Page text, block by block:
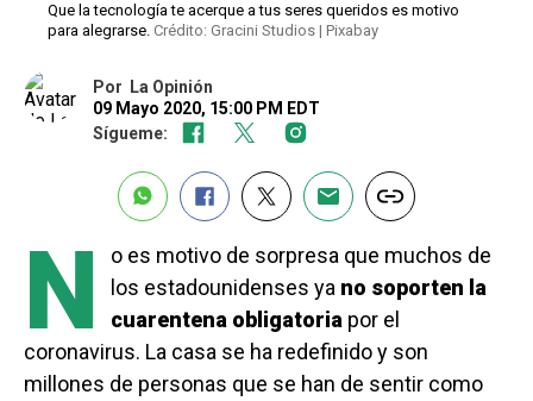
Que la tecnología te acerque a tus seres queridos es motivo
para alegrarse. Crédito: Gracini Studios | Pixabay
Por
La Opinión
09 Mayo 2020, 15:00 PM EDT
Sígueme:
N
o es motivo de sorpresa que muchos de
los estadounidenses ya no soporten la
cuarentena obligatoria por el
coronavirus. La casa se ha redefinido y son
millones de personas que se han de sentir como